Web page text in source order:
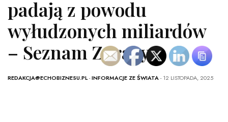
padają z powodu
wyłudzonych miliardów
– Seznam Zpravy
REDAKCJA@ECHOBIZNESU.PL-INFORMACJE ZE ŚWIATA- 12 LISTOPADA, 2025